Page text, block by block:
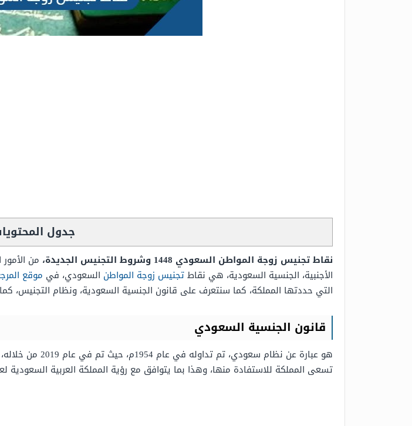
جدول
نقاط تجنيس زوجة المواطن السعودي 1448 وشروط التجنيس الجديدة،
من
الأجنبية، الجنسية السعودية، هي نقاطتجنيس زوجة المواطن السعودي، في موقع
التي حددتها المملكة، كما سنتعرف على قانون الجنسية السعودية، ونظام التجنيس،
قانون الجنسية السعودي
هو عبارة عن
تسعى المملكة للاستفادة منها، وهذا بما يتوافق مع رؤية المملكة العربية السعودية لعام